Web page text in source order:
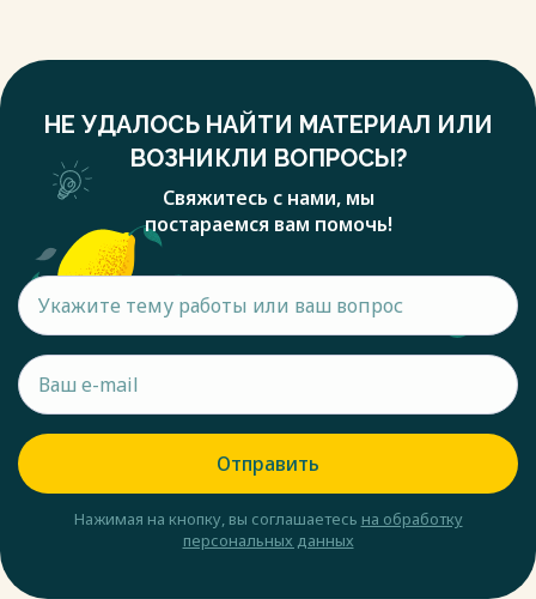
НЕ УДАЛОСЬ НАЙТИ МАТЕРИАЛ ИЛИ
ВОЗНИКЛИ ВОПРОСЫ?
Свяжитесь с нами, мы
постараемся вам помочь!
Отправить
Нажимая на кнопку, вы соглашаетесь на обработку
персональных данных